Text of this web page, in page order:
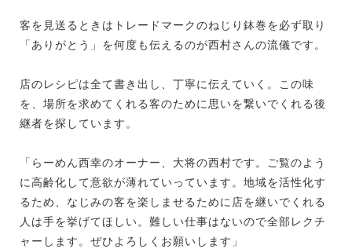
客を見送るときはトレードマークのねじり鉢巻を必ず取り
「ありがとう」を何度も伝えるのが西村さんの流儀です。
店のレシピは全て書き出し、丁寧に伝えていく。この味
を、場所を求めてくれる客のために思いを繋いでくれる後
継者を探しています。
「らーめん西幸のオーナー、大将の西村です。ご覧のよう
に高齢化して意欲が薄れていっています。地域を活性化す
るため、なじみの客を楽しませるために店を継いでくれる
人は手を挙げてほしい。難しい仕事はないので全部レクチ
ャーします。ぜひよろしくお願いします」